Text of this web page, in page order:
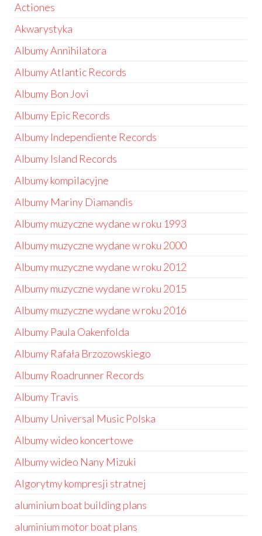
Actiones
Akwarystyka
Albumy Annihilatora
Albumy Atlantic Records
Albumy Bon Jovi
Albumy Epic Records
Albumy Independiente Records
Albumy Island Records
Albumy kompilacyjne
Albumy Mariny Diamandis
Albumy muzyczne wydane w roku 1993
Albumy muzyczne wydane w roku 2000
Albumy muzyczne wydane w roku 2012
Albumy muzyczne wydane w roku 2015
Albumy muzyczne wydane w roku 2016
Albumy Paula Oakenfolda
Albumy Rafała Brzozowskiego
Albumy Roadrunner Records
Albumy Travis
Albumy Universal Music Polska
Albumy wideo koncertowe
Albumy wideo Nany Mizuki
Algorytmy kompresji stratnej
aluminium boat building plans
aluminium motor boat plans